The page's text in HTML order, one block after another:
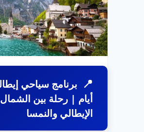
أيام | رحلة بين الشمال
الإيطالي والنمسا